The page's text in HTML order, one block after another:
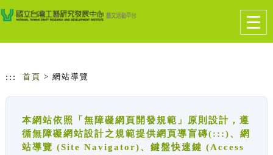
跳到主要內容
網站導覽
::: 首頁 > 網站導覽
本網站依照「無障礙網頁開發規範」原則設計，遵
循無障礙網站設計之規範提供網頁導盲磚(:::)、網
站導覽 (Site Navigator)、鍵盤快速鍵 (Access